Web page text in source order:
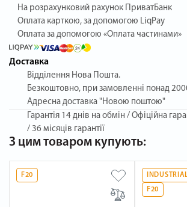
На розрахунковий рахунок ПриватБанк
Оплата карткою, за допомогою LiqPay
Оплата за допомогою «Оплата частинами»
Доставка
Відділення Нова Пошта.
Безкоштовно, при замовленні понад
Адресна доставка "Новою поштою"
Гарантія 14 днів на обмін / Офіційна
/ 36 місяців гарантії
З цим товаром купують:
F20
F20